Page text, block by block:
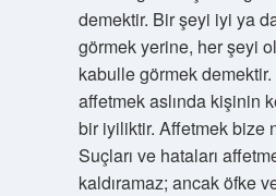
demektir. Bir şeyi iyi ya
görmek yerine, her şeyi
kabulle görmek
affetmek aslında kişinin
bir iyiliktir. Affetmek bize
Suçları ve hataları
kaldıramaz; ancak öfke